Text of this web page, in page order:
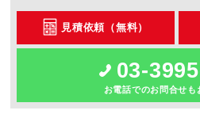
見積依頼（無料）
03-
お電話でのお問合せも